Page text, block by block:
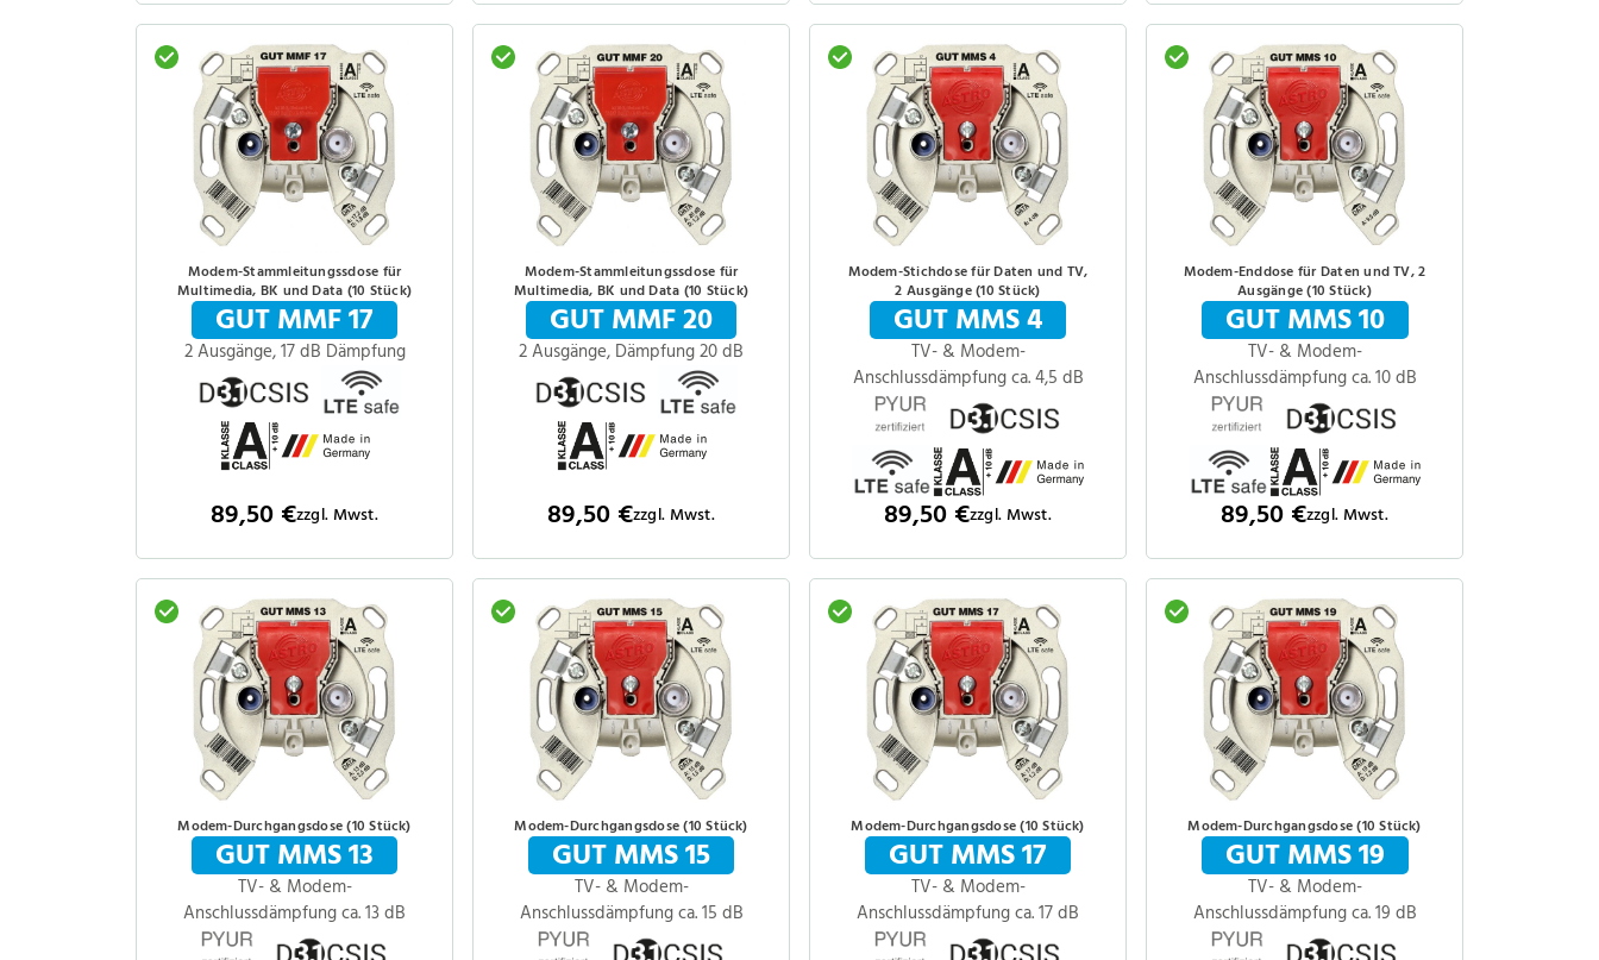
Modem-Stammleitungssdose für
Multimedia, BK und Data (10 Stück)
GUT MMF 17
2 Ausgänge, 17 dB Dämpfung
89,50 €zzgl. Mwst.
Modem-Stammleitungssdose für
Multimedia, BK und Data (10 Stück)
GUT MMF 20
2 Ausgänge, Dämpfung 20 dB
89,50 €zzgl. Mwst.
Modem-Stichdose für Daten und TV,
2 Ausgänge (10 Stück)
GUT MMS 4
TV- & Modem-
Anschlussdämpfung ca. 4,5 dB
89,50 €zzgl. Mwst.
Modem-Enddose für Daten und TV, 2
Ausgänge (10 Stück)
GUT MMS 10
TV- & Modem-
Anschlussdämpfung ca. 10 dB
89,50 €zzgl. Mwst.
Modem-Durchgangsdose (10 Stück)
GUT MMS 13
TV- & Modem-
Anschlussdämpfung ca. 13 dB
Modem-Durchgangsdose (10 Stück)
GUT MMS 15
TV- & Modem-
Anschlussdämpfung ca. 15 dB
Modem-Durchgangsdose (10 Stück)
GUT MMS 17
TV- & Modem-
Anschlussdämpfung ca. 17 dB
Modem-Durchgangsdose (10 Stück)
GUT MMS 19
TV- & Modem-
Anschlussdämpfung ca. 19 dB